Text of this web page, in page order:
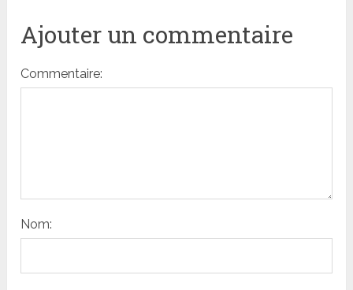
Ajouter un commentaire
Commentaire:
Nom: